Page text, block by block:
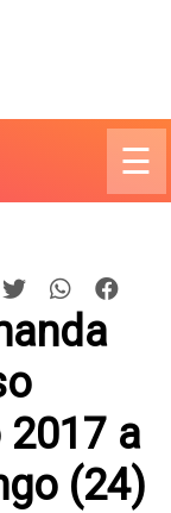
☰
2017 a
(24)